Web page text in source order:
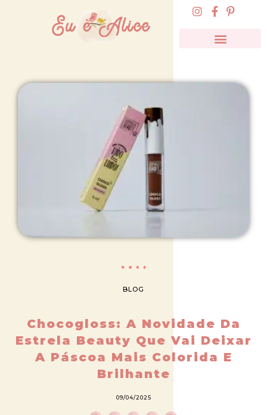
BLOG
Chocogloss: A Novidade Da
Estrela Beauty Que Vai Deixar
A Páscoa Mais Colorida E
Brilhante
09/04/2025